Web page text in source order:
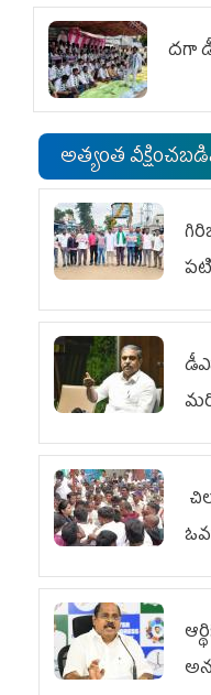
దగా
అత్యంత